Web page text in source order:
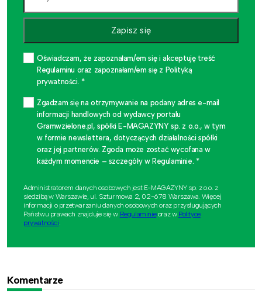
Zapisz się
Oświadczam, że zapoznałam/em się i akceptuję treść
Regulaminu oraz zapoznałam/em się z Polityką
prywatności. *
Zgadzam się na otrzymywanie na podany adres e-mail
informacji handlowych od wydawcy portalu
Gramwzielone.pl, spółki E-MAGAZYNY sp. z o.o., w tym
w formie newslettera, dotyczących działalności spółki
oraz jej partnerów. Zgoda może zostać wycofana w
każdym momencie – szczegóły w Regulaminie. *
Administratorem danych osobowych jest E-MAGAZYNY sp. z o.o. z
siedzibą w Warszawie, ul. Szturmowa 2, 02-678 Warszawa. Więcej
informacji o przetwarzaniu danych osobowych oraz przysługujących
Państwu prawach znajduje się w Regulaminieoraz w Polityce
prywatności.
Komentarze